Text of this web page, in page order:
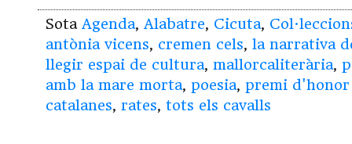
Sota Agenda, Alabatre, Cicuta,
antònia vicens, cremen cels, la narrativa
llegir espai de cultura, mallorcaliterària,
amb la mare morta, poesia, premi
catalanes, rates, tots els cavalls